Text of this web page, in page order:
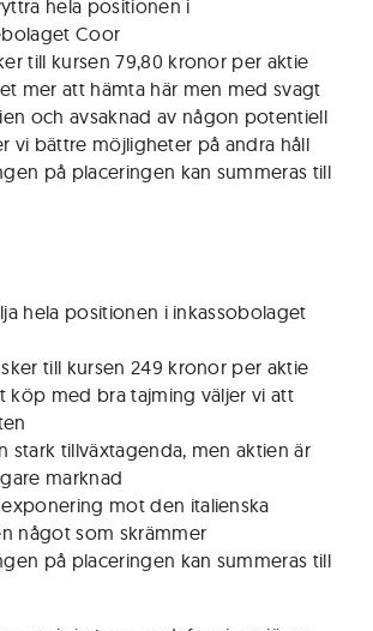
hela positionen i
Coor
till kursen 79,80 kronor per aktie
mer att hämta här men med svagt
och avsaknad av någon potentiell
vi bättre möjligheter på andra håll
på placeringen kan summeras till
hela positionen i inkassobolaget
till kursen 249 kronor per aktie
köp med bra tajming väljer vi att
stark tillväxtagenda, men aktien är
marknad
mot den italienska
något som skrämmer
på placeringen kan summeras till